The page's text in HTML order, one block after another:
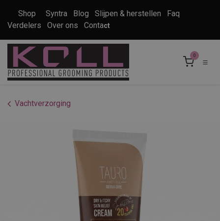
Shop Syntra Blog Slijpen & herstellen
Faq
Verdelers
Over ons Contact
0
Vachtverzorging